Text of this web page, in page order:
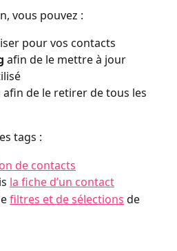
vous pouvez :
pour vos contacts
afin de le mettre à jour
afin de le retirer de tous les
tags :
de contacts
la fiche d’un contact
filtres et de sélections de